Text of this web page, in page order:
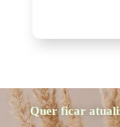
Quer ficar